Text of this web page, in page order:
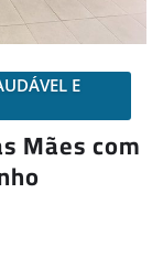
E
Mães com